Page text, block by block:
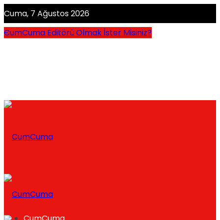
Cuma, 7 Ağustos 2026
CumCuma Editörü Olmak İster Misiniz?